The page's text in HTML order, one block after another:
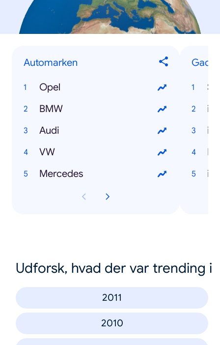
Automarken
Opel
BMW
Audi
VW
Mercedes
Udforsk, hvad der var trending i
2011
2010